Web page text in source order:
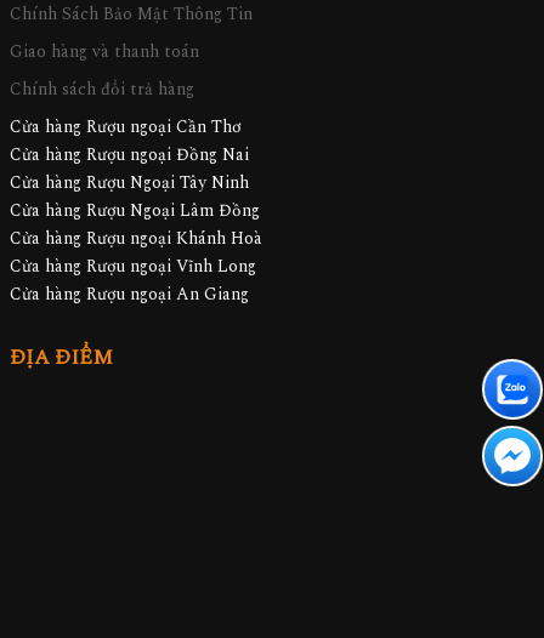
Chính Sách Bảo Mật Thông Tin
Giao hàng và thanh toán
Chính sách đổi trả hàng
Cửa hàng Rượu ngoại Cần Thơ
Cửa hàng Rượu ngoại Đồng Nai
Cửa hàng Rượu Ngoại Tây Ninh
Cửa hàng Rượu Ngoại Lâm Đồng
Cửa hàng Rượu ngoại Khánh Hoà
Cửa hàng Rượu ngoại Vĩnh Long
Cửa hàng Rượu ngoại An Giang
ĐỊA ĐIỂM